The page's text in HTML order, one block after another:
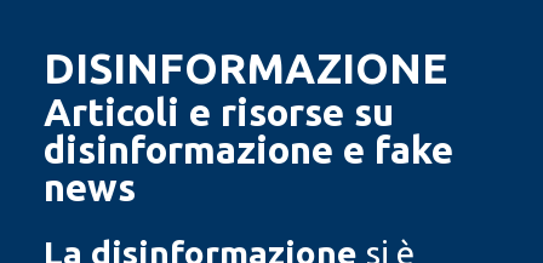
GUIDELINES
PROGRAMMI DI FORMAZIONE
DISINFORMAZIONE
CHI SIAMO
DISINFORMAZIONE
Articoli e risorse su
disinformazione e fake
news
La disinformazione si è